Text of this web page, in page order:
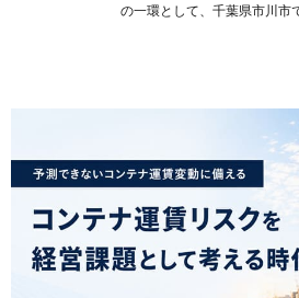
の一環として、千葉県市川市